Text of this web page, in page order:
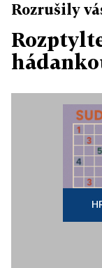
Rozrušily